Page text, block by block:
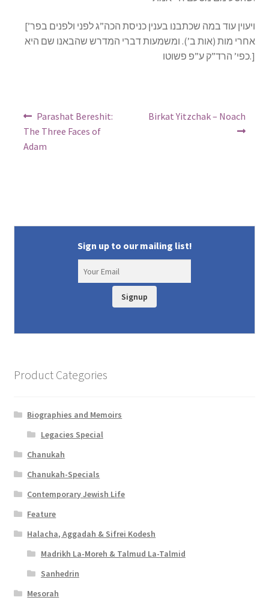
[ויעוין עוד במה שכתבנו בענין כניסת הכה”ג לפני ולפנים בפר’
אחרי מות (אות ב’). ומשמעות דברי המדרש שהבאנו שם היא
כפי’ הרד”ק ע”פ פשוטו.]
Post
navigation
Previous
post:
Parashat Bereshit:
The Three Faces of
Adam
Next
Birkat Yitzchak – Noach
Sign up to our mailing list!
Signup
Product Categories
Biographies and Memoirs
Legacies Special
Chanukah
Chanukah-Specials
Contemporary Jewish Life
Feature
Halacha, Aggadah & Sifrei Kodesh
Madrikh La-Moreh & Talmud La-Talmid
Sanhedrin
Mesorah